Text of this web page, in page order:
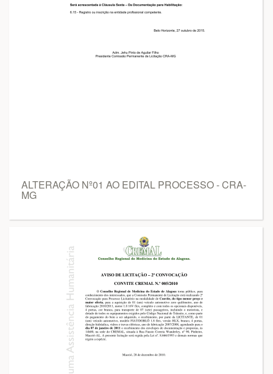
ALTERAÇÃO Nº01 AO EDITAL PROCESSO - CRA-
MG